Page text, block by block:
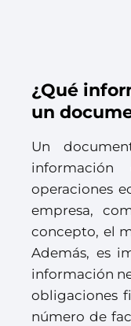
¿Qué
un
Un
operaciones
empresa,
concepto, el
Además, es
información
obligaciones
número de